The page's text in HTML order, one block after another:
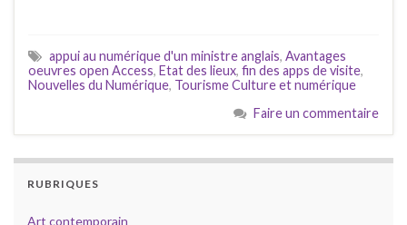
appui au numérique d'un ministre anglais, Avantages
oeuvres open Access, Etat des lieux, fin des apps de visite,
Nouvelles du Numérique, Tourisme Culture et numérique
Faire un commentaire
RUBRIQUES
Art contemporain